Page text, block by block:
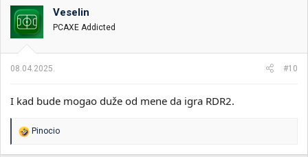
o
v
a
n
:
Veselin
PCAXE Addicted
08.04.2025. #10
I kad bude mogao duže od mene da igra RDR2.
R
a
Pinocio